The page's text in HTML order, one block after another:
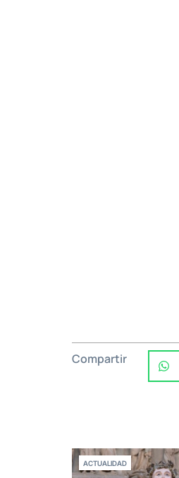
Compartir
ACTUALIDAD